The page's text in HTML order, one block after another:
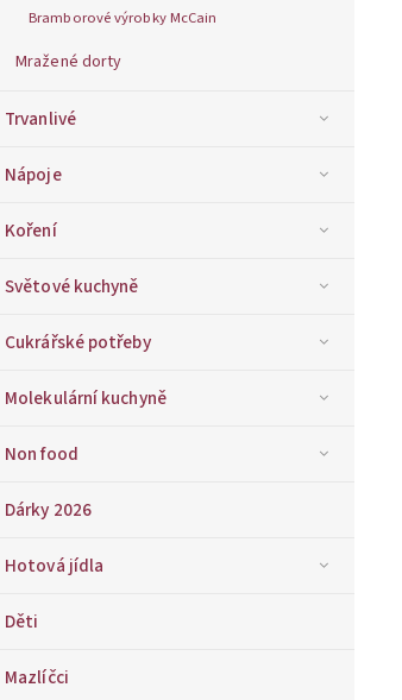
Bramborové výrobky McCain
Mražené dorty
Trvanlivé
Nápoje
Koření
Světové kuchyně
Cukrářské potřeby
Molekulární kuchyně
Non food
Dárky 2026
Hotová jídla
Děti
Mazlíčci